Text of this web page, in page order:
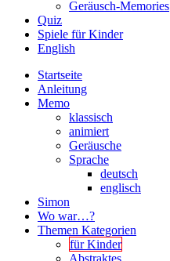
Geräusch-Memories
Quiz
Spiele für Kinder
English
Startseite
Anleitung
Memo
klassisch
animiert
Geräusche
Sprache
deutsch
englisch
Simon
Wo war…?
Themen Kategorien
für Kinder
Abstraktes